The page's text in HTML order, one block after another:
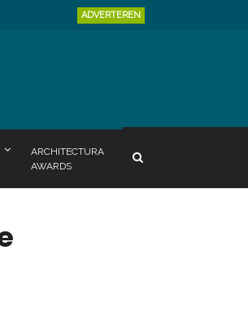
ADVERTEREN
ARCHITECTURA
AWARDS